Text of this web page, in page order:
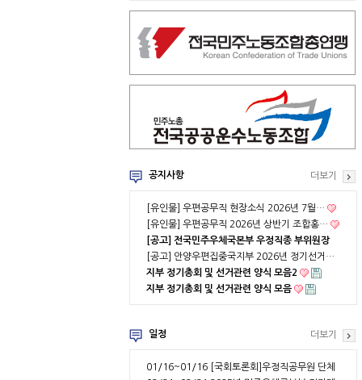
공지사항
[유인물] 우편공무직 현장소식 2026년 7월…
[유인물] 우편공무직 2026년 상반기 조합홍…
[공고] 전국민주우체국본부 우정직종 부위원장
…[공고] 안양우편집중국지부 2026년 정기선거…
지부 정기총회 및 선거관련 양식 모음2
지부 정기총회 및 선거관련 양식 모음
더보기
일정
01/16~01/16[국회토론회]우정직공무원 단체
더보기